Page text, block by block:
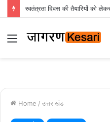
Menu
Home / उत्तराखंड